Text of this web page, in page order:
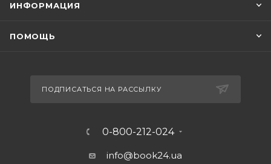
ИНФОРМАЦИЯ
ПОМОЩЬ
ПОДПИСАТЬСЯ НА РАССЫЛКУ
0-800-212-024
info@book24.ua